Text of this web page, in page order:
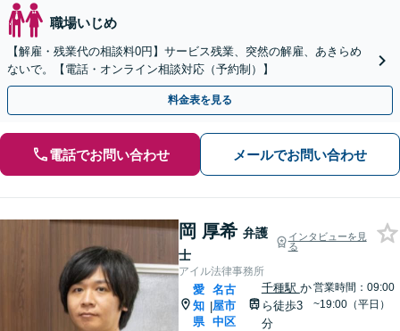
職場いじめ
【解雇・残業代の相談料0円】サービス残業、突然の解雇、あきらめ
ないで。【電話・オンライン相談対応（予約制）】
料金表を見る
電話でお問い合わせ メールでお問い合わせ
岡 厚希 弁護
士
インタビューを見
る
アイル法律事務所
愛
知
県
|
名古
屋市
中区
千種駅 か
ら徒歩3
分
営業時間：09:00
~19:00（平日）